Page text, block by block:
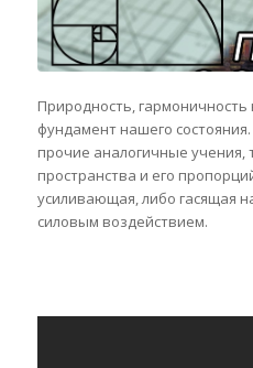
Природность,
фундамент нашего
прочие аналогичные учения,
пространства и его
усиливающая, либо гасящая
силовым воздействием.